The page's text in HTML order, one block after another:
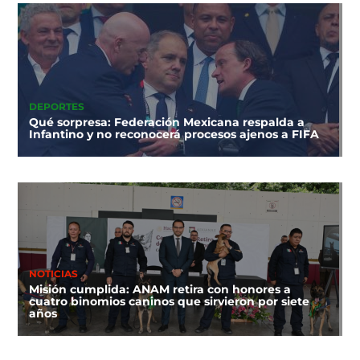
DEPORTES
Qué sorpresa: Federación Mexicana respalda a
Infantino y no reconocerá procesos ajenos a FIFA
NOTICIAS
Misión cumplida: ANAM retira con honores a
cuatro binomios caninos que sirvieron por siete
años